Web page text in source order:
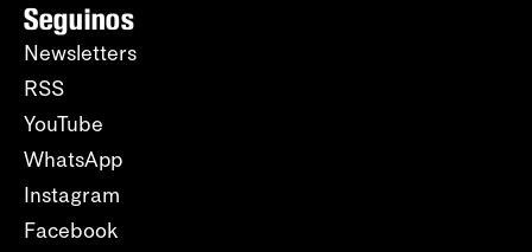
Seguinos
Newsletters
RSS
YouTube
WhatsApp
Instagram
Facebook